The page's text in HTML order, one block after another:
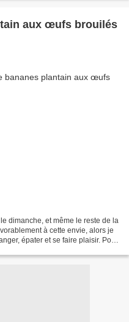
aux œufs brouilés
dimanche, et même le reste de la
à cette envie, alors je
épater et se faire plaisir. Pour